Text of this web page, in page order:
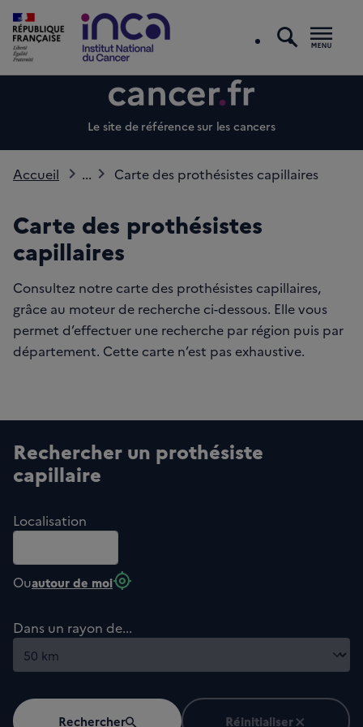
Le site de référence sur les cancers
Accueil ... Carte des prothésistes capillaires
Carte des prothésistes
capillaires
Consultez notre carte des prothésistes capillaires,
grâce au moteur de recherche ci-dessous. Elle vous
permet d’effectuer une recherche par région puis par
département. Cette carte n’est pas exhaustive.
Rechercher un prothésiste
capillaire
Localisation
Ouautour de moimy_location
Dans un rayon de...
Rechercher Réinitialiser